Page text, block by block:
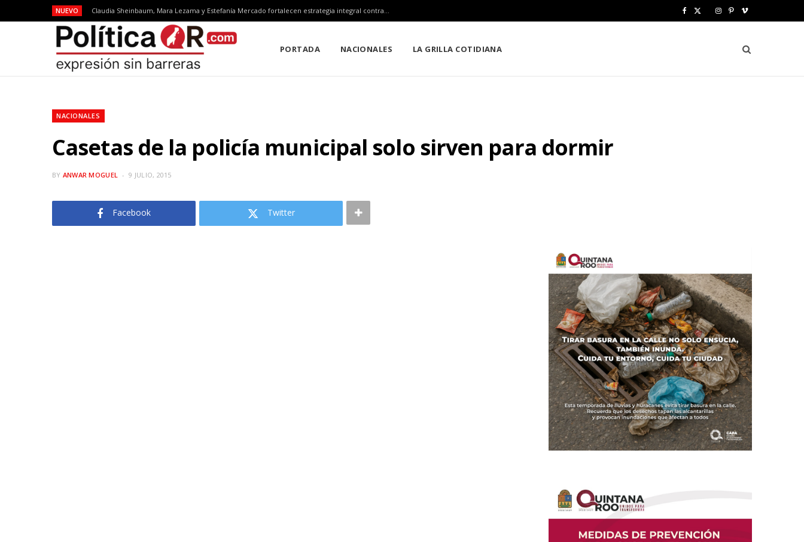
NUEVO Claudia Sheinbaum, Mara Lezama y Estefanía Mercado fortalecen estrategia integral contra el sargazo
e w
I
t
P
t
V
m
e
PORTADA NACIONALES LA GRILLA COTIDIANA
NACIONALES
Casetas de la policía municipal solo sirven para dormir
BY ANWAR MOGUEL 9 JULIO, 2015
Facebook Twitter